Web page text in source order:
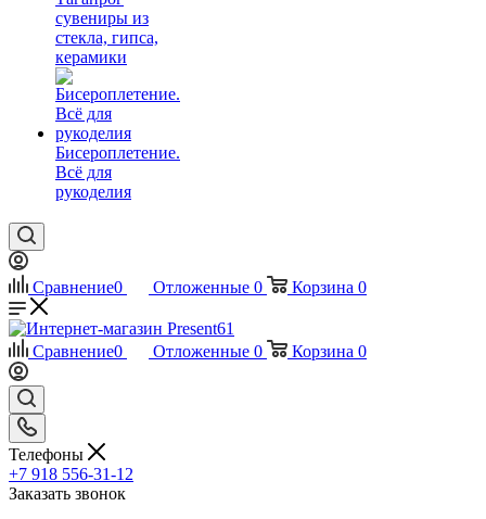
сувениры из
стекла, гипса,
керамики
Бисероплетение.
Всё для
рукоделия
Сравнение0 Отложенные 0 Корзина 0
Сравнение0 Отложенные 0 Корзина 0
Телефоны
+7 918 556-31-12
Заказать звонок